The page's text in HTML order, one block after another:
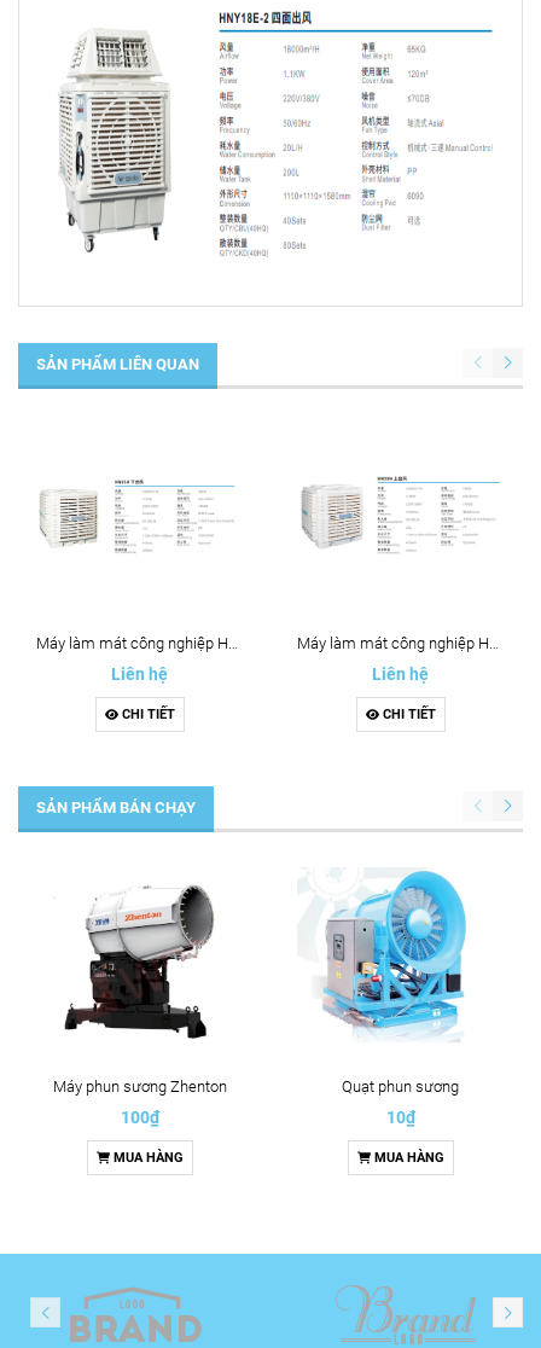
SẢN PHẨM LIÊN QUAN
Máy làm mát công nghiệp HN35H
Liên hệ
CHI TIẾT
Máy làm mát công nghiệp HN35H
Liên hệ
CHI TIẾT
SẢN PHẨM BÁN CHẠY
Máy phun sương Zhenton
100₫
MUA HÀNG
Quạt phun sương
10₫
MUA HÀNG